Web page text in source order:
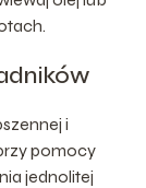
i
pomocy
jednolitej